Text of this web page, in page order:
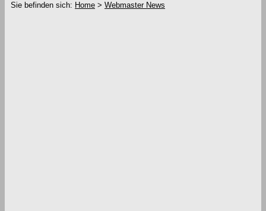
Sie befinden sich: Home > Webmaster News